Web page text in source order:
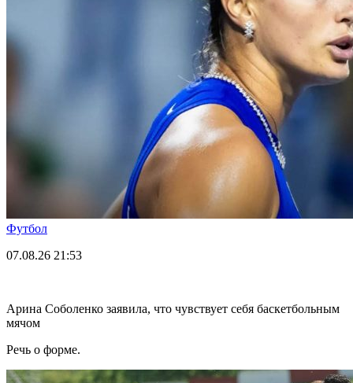
Футбол
07.08.26 21:53
Арина Соболенко заявила, что чувствует себя баскетбольным
мячом
Речь о форме.